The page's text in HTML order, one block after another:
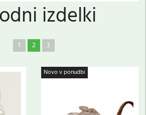
izdelki
1 2 3
Novo v ponudbi